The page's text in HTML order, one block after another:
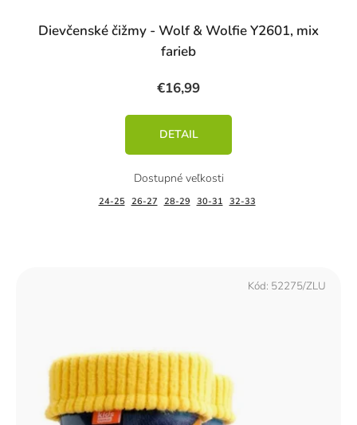
Dievčenské čižmy - Wolf & Wolfie Y2601, mix
farieb
€16,99
DETAIL
24-25 26-27 28-29 30-31 32-33
Kód: 52275/ZLU